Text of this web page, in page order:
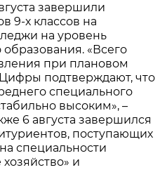
завершили
9-х классов на
на уровень
«Всего
при плановом
подтверждают, что
специального
высоким», –
6 августа завершился
поступающих
специальности
и